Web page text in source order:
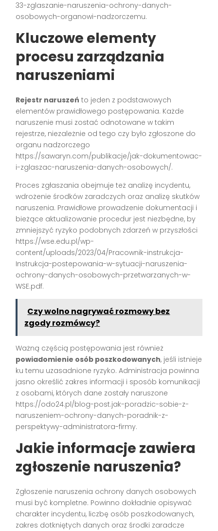
33-zglaszanie-naruszenia-ochrony-danych-
osobowych-organowi-nadzorczemu.
Kluczowe elementy
procesu zarządzania
naruszeniami
Rejestr naruszeń to jeden z podstawowych
elementów prawidłowego postępowania. Każde
naruszenie musi zostać odnotowane w takim
rejestrze, niezależnie od tego czy było zgłoszone do
organu nadzorczego
https://sawaryn.com/publikacje/jak-dokumentowac-
i-zglaszac-naruszenia-danych-osobowych/.
Proces zgłaszania obejmuje też analizę incydentu,
wdrożenie środków zaradczych oraz analizę skutków
naruszenia. Prawidłowe prowadzenie dokumentacji i
bieżące aktualizowanie procedur jest niezbędne, by
zmniejszyć ryzyko podobnych zdarzeń w przyszłości
https://wse.edu.pl/wp-
content/uploads/2023/04/Pracownik-instrukcja-
Instrukcja-postepowania-w-sytuacji-naruszenia-
ochrony-danych-osobowych-przetwarzanych-w-
WSE.pdf.
Czy wolno nagrywać rozmowy bez
zgody rozmówcy?
Ważną częścią postępowania jest również
powiadomienie osób poszkodowanych, jeśli istnieje
ku temu uzasadnione ryzyko. Administracja powinna
jasno określić zakres informacji i sposób komunikacji
z osobami, których dane zostały naruszone
https://odo24.pl/blog-post.jak-poradzic-sobie-z-
naruszeniem-ochrony-danych-poradnik-z-
perspektywy-administratora-firmy.
Jakie informacje zawiera
zgłoszenie naruszenia?
Zgłoszenie naruszenia ochrony danych osobowych
musi być kompletne. Powinno dokładnie opisywać
charakter incydentu, liczbę osób poszkodowanych,
zakres dotkniętych danych oraz środki zaradcze